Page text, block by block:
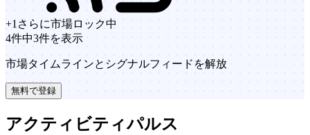
+1 さらに市場ロック中
4件中3件を表示
市場タイムラインとシグナルフィードを解放
無料で登録
アクティビティパルス